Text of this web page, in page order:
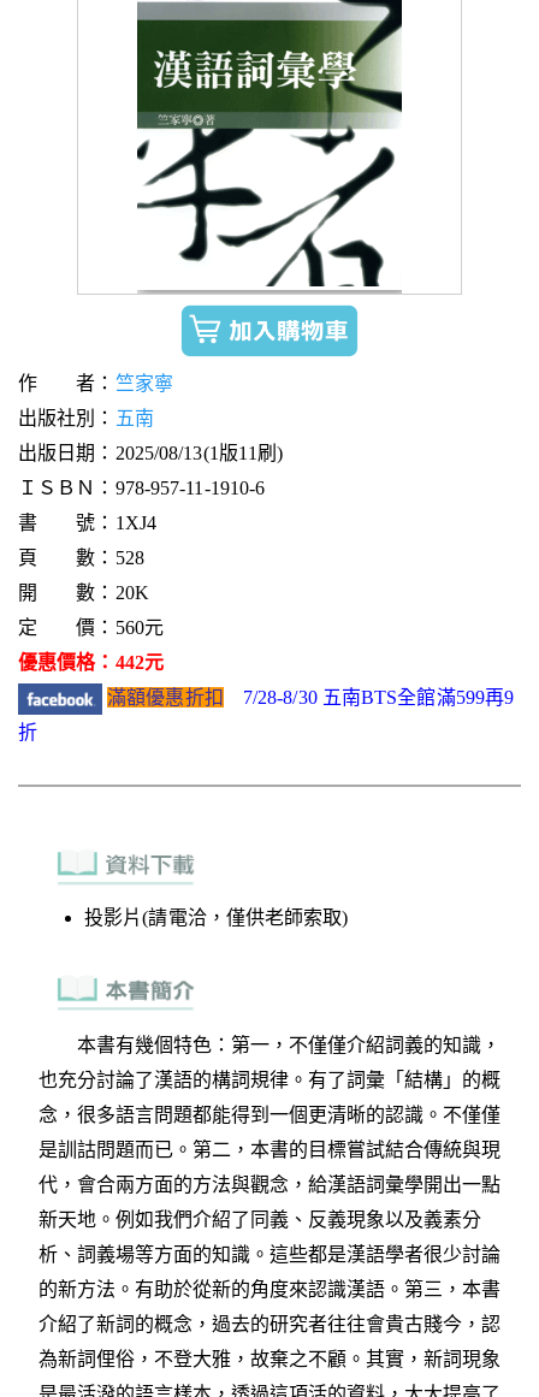
作 者： 竺家寧
出版社別： 五南
出版日期：2025/08/13(1版11刷)
ＩＳＢＮ：978-957-11-1910-6
書 號：1XJ4
頁 數：528
開 數：20K
定 價：560元
優惠價格：442元
滿額優惠折扣
7/28-8/30 五南BTS全館滿599再9
折
投影片(請電洽，僅供老師索取)